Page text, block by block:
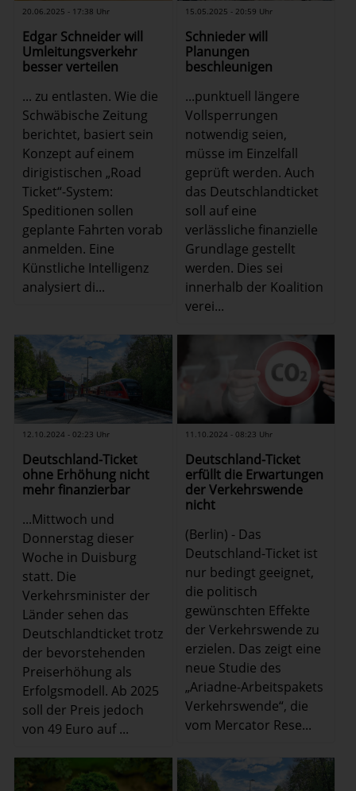
20.06.2025 - 17:38 Uhr
Edgar Schneider will
Umleitungsverkehr
besser verteilen
... zu entlasten. Wie die
Schwäbische Zeitung
berichtet, basiert sein
Konzept auf einem
dirigistischen „Road
Ticket“-System:
Speditionen sollen
geplante Fahrten vorab
anmelden. Eine
Künstliche Intelligenz
analysiert di...
15.05.2025 - 20:59 Uhr
Schnieder will
Planungen
beschleunigen
...punktuell längere
Vollsperrungen
notwendig seien,
müsse im Einzelfall
geprüft werden. Auch
das Deutschlandticket
soll auf eine
verlässliche finanzielle
Grundlage gestellt
werden. Dies sei
innerhalb der Koalition
verei...
12.10.2024 - 02:23 Uhr
Deutschland-Ticket
ohne Erhöhung nicht
mehr finanzierbar
...Mittwoch und
Donnerstag dieser
Woche in Duisburg
statt. Die
Verkehrsminister der
Länder sehen das
Deutschlandticket trotz
der bevorstehenden
Preiserhöhung als
Erfolgsmodell. Ab 2025
soll der Preis jedoch
von 49 Euro auf ...
11.10.2024 - 08:23 Uhr
Deutschland-Ticket
erfüllt die Erwartungen
der Verkehrswende
nicht
(Berlin) - Das
Deutschland-Ticket ist
nur bedingt geeignet,
die politisch
gewünschten Effekte
der Verkehrswende zu
erzielen. Das zeigt eine
neue Studie des
„Ariadne-Arbeitspakets
Verkehrswende“, die
vom Mercator Rese...